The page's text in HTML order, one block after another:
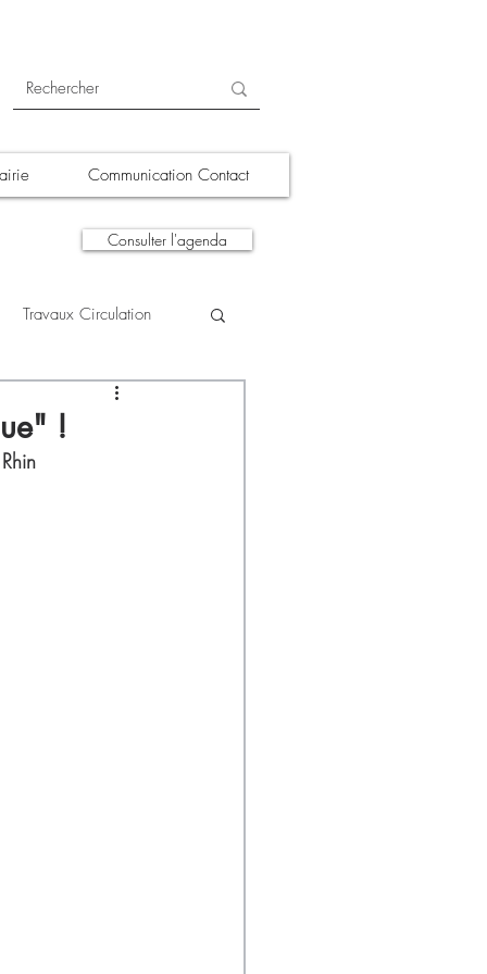
Communication Contact
Consulter l'agenda
Travaux Circulation
A la une
!